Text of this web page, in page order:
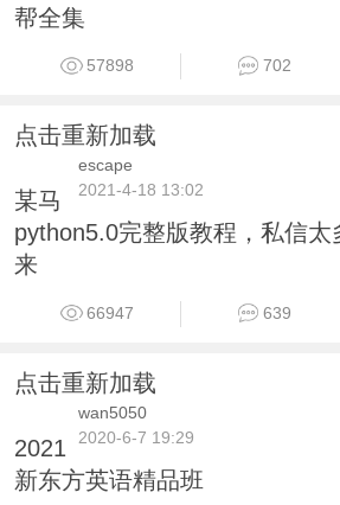
帮全集
57898 702
点击重新加载
escape
2021-4-18 13:02
某马
python5.0完整版教程，私信太
来
66947 639
点击重新加载
wan5050
2020-6-7 19:29
2021
新东方英语精品班